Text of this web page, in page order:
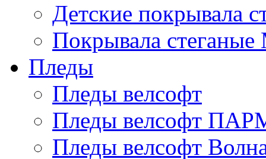
Детские покрывала
Покрывала
Пледы
Пледы велсофт
Пледы велсофт
Пледы велсофт